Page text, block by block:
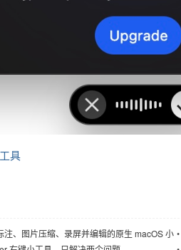
具
、图片压缩、录屏并编辑的原生 macOS 小 •